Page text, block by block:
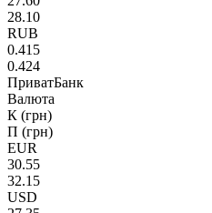
28.10
RUB
0.415
0.424
ПриватБанк
Валюта
К (грн)
П (грн)
EUR
30.55
32.15
USD